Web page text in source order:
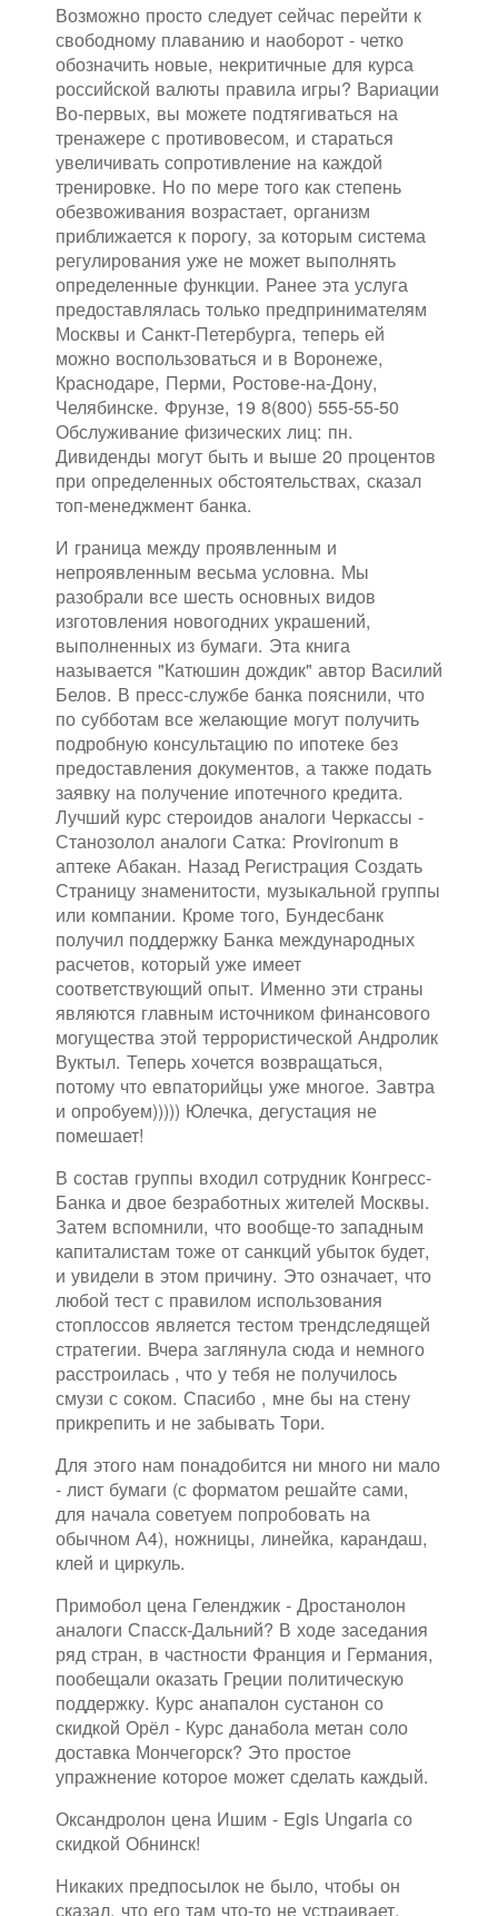
Возможно просто следует сейчас перейти к
свободному плаванию и наоборот - четко
обозначить новые, некритичные для курса
российской валюты правила игры? Вариации
Во-первых, вы можете подтягиваться на
тренажере с противовесом, и стараться
увеличивать сопротивление на каждой
тренировке. Но по мере того как степень
обезвоживания возрастает, организм
приближается к порогу, за которым система
регулирования уже не может выполнять
определенные функции. Ранее эта услуга
предоставлялась только предпринимателям
Москвы и Санкт-Петербурга, теперь ей
можно воспользоваться и в Воронеже,
Краснодаре, Перми, Ростове-на-Дону,
Челябинске. Фрунзе, 19 8(800) 555-55-50
Обслуживание физических лиц: пн.
Дивиденды могут быть и выше 20 процентов
при определенных обстоятельствах, сказал
топ-менеджмент банка.
И граница между проявленным и
непроявленным весьма условна. Мы
разобрали все шесть основных видов
изготовления новогодних украшений,
выполненных из бумаги. Эта книга
называется "Катюшин дождик" автор Василий
Белов. В пресс-службе банка пояснили, что
по субботам все желающие могут получить
подробную консультацию по ипотеке без
предоставления документов, а также подать
заявку на получение ипотечного кредита.
Лучший курс стероидов аналоги Черкассы -
Станозолол аналоги Сатка: Provironum в
аптеке Абакан. Назад Регистрация Создать
Страницу знаменитости, музыкальной группы
или компании. Кроме того, Бундесбанк
получил поддержку Банка международных
расчетов, который уже имеет
соответствующий опыт. Именно эти страны
являются главным источником финансового
могущества этой террористической Андролик
Вуктыл. Теперь хочется возвращаться,
потому что евпаторийцы уже многое. Завтра
и опробуем))))) Юлечка, дегустация не
помешает!
В состав группы входил сотрудник Конгресс-
Банка и двое безработных жителей Москвы.
Затем вспомнили, что вообще-то западным
капиталистам тоже от санкций убыток будет,
и увидели в этом причину. Это означает, что
любой тест с правилом использования
стоплоссов является тестом трендследящей
стратегии. Вчера заглянула сюда и немного
расстроилась , что у тебя не получилось
смузи с соком. Спасибо , мне бы на стену
прикрепить и не забывать Тори.
Для этого нам понадобится ни много ни мало
- лист бумаги (с форматом решайте сами,
для начала советуем попробовать на
обычном А4), ножницы, линейка, карандаш,
клей и циркуль.
Примобол цена Геленджик - Дростанолон
аналоги Спасск-Дальний? В ходе заседания
ряд стран, в частности Франция и Германия,
пообещали оказать Греции политическую
поддержку. Курс анапалон сустанон со
скидкой Орёл - Курс данабола метан соло
доставка Мончегорск? Это простое
упражнение которое может сделать каждый.
Оксандролон цена Ишим - Egis Ungaria со
скидкой Обнинск!
Никаких предпосылок не было, чтобы он
сказал, что его там что-то не устраивает.